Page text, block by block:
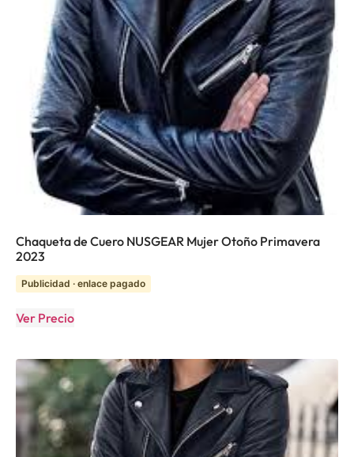
Chaqueta de Cuero NUSGEAR Mujer Otoño Primavera
2023
Publicidad · enlace pagado
Ver Precio